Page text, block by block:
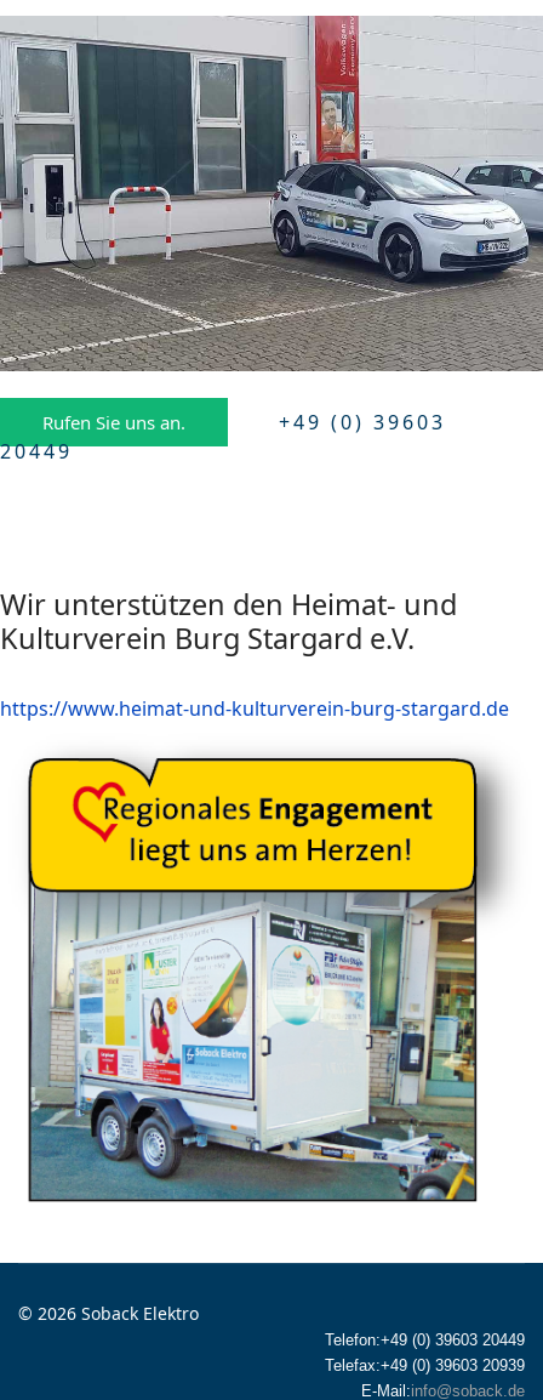
Rufen Sie uns an.
+49 (0) 39603
20449
Wir unterstützen den Heimat- und
Kulturverein Burg Stargard e.V.
https://www.heimat-und-kulturverein-burg-stargard.de
© 2026 Soback Elektro
Telefon:+49 (0) 39603 20449
Telefax:+49 (0) 39603 20939
E-Mail:info@soback.de